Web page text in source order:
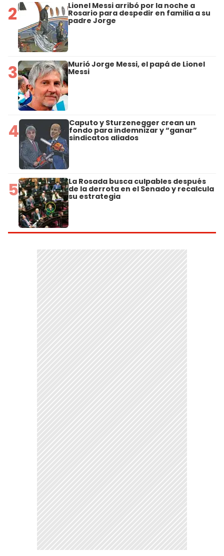
2 Lionel Messi arribó por la noche a
Rosario para despedir en familia a su
padre Jorge
3 Murió Jorge Messi, el papá de Lionel
Messi
4 Caputo y Sturzenegger crean un
fondo para indemnizar y “ganar”
sindicatos aliados
5 La Rosada busca culpables después
de la derrota en el Senado y recalcula
su estrategia